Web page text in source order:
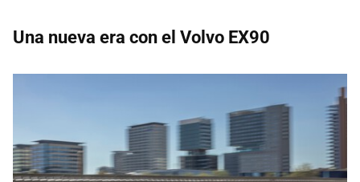
Una nueva era con el Volvo EX90